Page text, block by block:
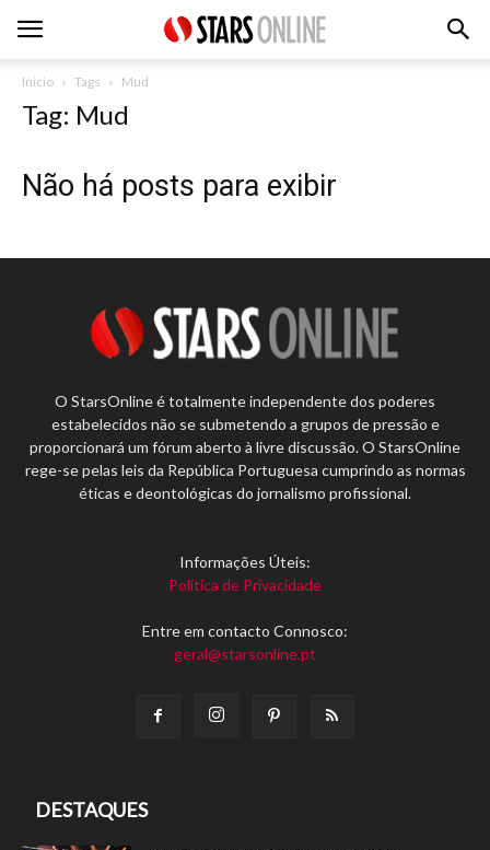
Inicio Tags Mud
Tag: Mud
Não há posts para exibir
O StarsOnline é totalmente independente dos poderes
estabelecidos não se submetendo a grupos de pressão e
proporcionará um fórum aberto à livre discussão. O StarsOnline
rege-se pelas leis da República Portuguesa cumprindo as normas
éticas e deontológicas do jornalismo profissional.
Informações Úteis:
Política de Privacidade
Entre em contacto Connosco:
geral@starsonline.pt
DESTAQUES